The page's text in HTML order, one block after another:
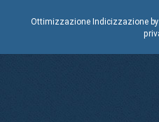
Ottimizzazione Indicizzazione